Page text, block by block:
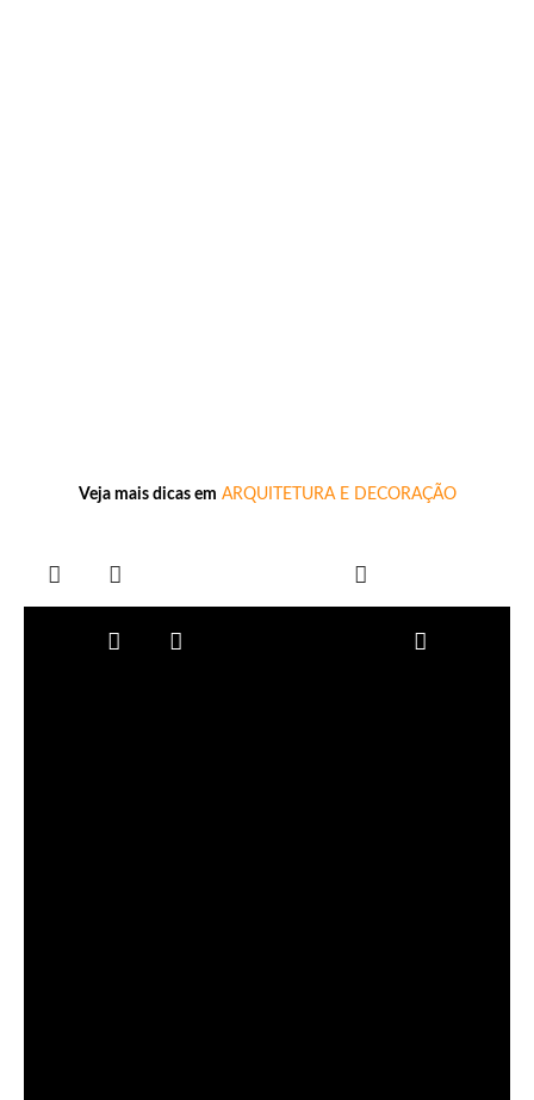
Veja mais dicas em ARQUITETURA E DECORAÇÃO